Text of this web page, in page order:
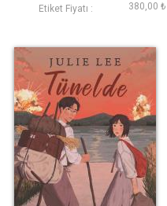
Etiket Fiyatı : 380,00 ₺